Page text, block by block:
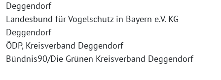
Deggendorf
Landesbund für Vogelschutz in Bayern e.V. KG
Deggendorf
ÖDP, Kreisverband Deggendorf
Bündnis90/Die Grünen Kreisverband Deggendorf